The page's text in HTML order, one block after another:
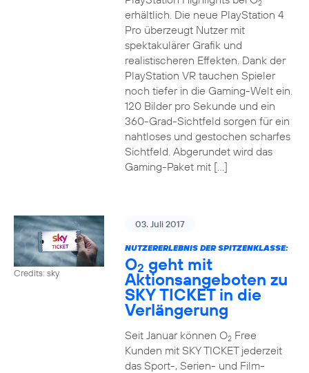
2
erhältlich. Die neue PlayStation 4
Pro überzeugt Nutzer mit
spektakulärer Grafik und
realistischeren Effekten. Dank der
PlayStation VR tauchen Spieler
noch tiefer in die Gaming-Welt ein.
120 Bilder pro Sekunde und ein
360-Grad-Sichtfeld sorgen für ein
nahtloses und gestochen scharfes
Sichtfeld. Abgerundet wird das
Gaming-Paket mit […]
Credits: sky
03. Juli 2017
NUTZERERLEBNIS DER SPITZENKLASSE:
O2 geht mit
Aktionsangeboten zu
SKY TICKET in die
Verlängerung
Seit Januar können O2Free
Kunden mit SKY TICKET jederzeit
das Sport-, Serien- und Film-